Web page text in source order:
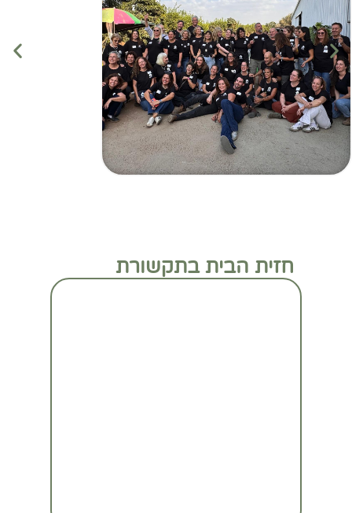
חזית הבית בתקשורת
מעבר לכתבה המלאה